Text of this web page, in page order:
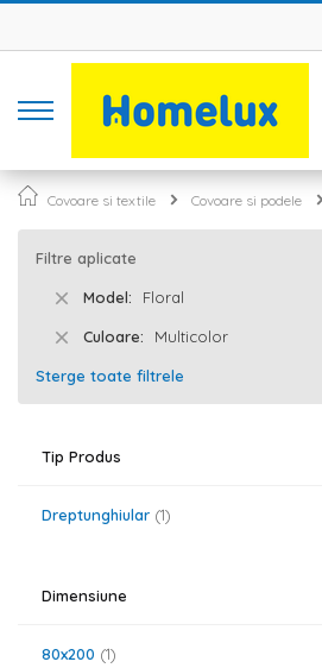
Covoare si textile Covoare si podele
Filtre aplicate
Model Floral
Culoare Multicolor
Sterge toate filtrele
Tip Produs
Dreptunghiular 1
Dimensiune
80x200 1